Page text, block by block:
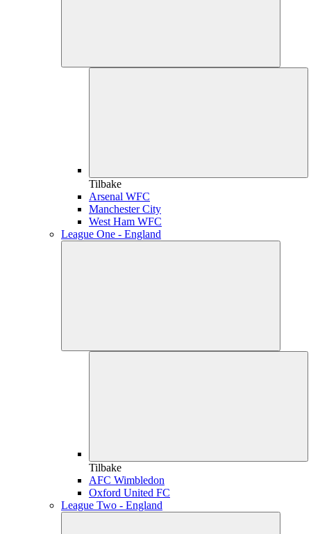
Tilbake
Arsenal WFC
Manchester City
West Ham WFC
League One - England
Tilbake
AFC Wimbledon
Oxford United FC
League Two - England